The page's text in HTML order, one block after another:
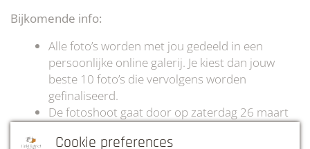
Bijkomende info:
Alle foto’s worden met jou gedeeld in een
persoonlijke online galerij. Je kiest dan jouw
beste 10 foto’s die vervolgens worden
gefinaliseerd.
De fotoshoot gaat door op zaterdag 26 maart
adres hieronder)
Cookie preferences